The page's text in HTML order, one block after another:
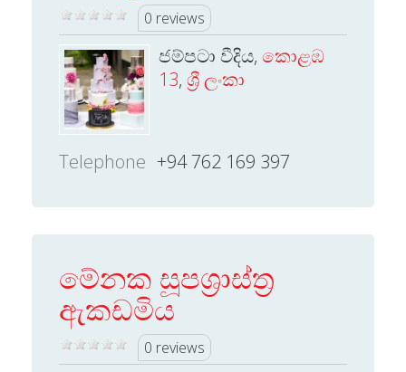
0 reviews
ජම්පටා වීදිය, කොළඹ
13, ශ්‍රී ලංකා
Telephone +94 762 169 397
මේනක සූපශ්‍රාස්ත්‍ර
ඇකඩමිය
0 reviews